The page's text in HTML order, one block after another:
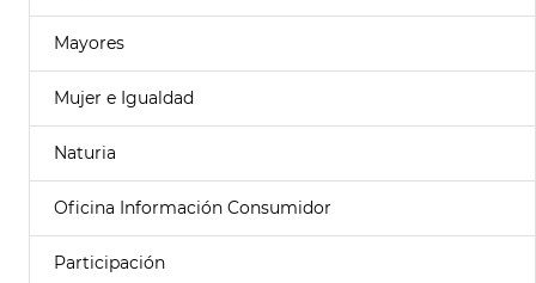
Mayores
Mujer e Igualdad
Naturia
Oficina Información Consumidor
Participación